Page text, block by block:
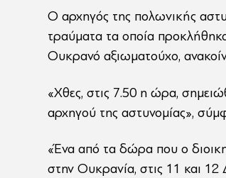
Ο αρχηγός της πολωνικής
τραύματα τα οποία
Ουκρανό αξιωματούχο,
«Χθες, στις 7.50 η ώρα,
αρχηγού της αστυνομίας»,
«Ένα από τα δώρα που ο
στην Ουκρανία, στις 11 και 12